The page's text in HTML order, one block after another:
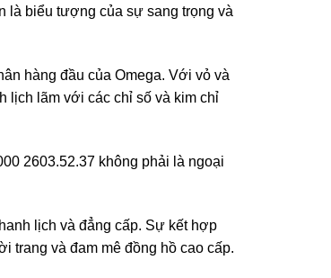
là biểu tượng của sự sang trọng và
hàng đầu của Omega. Với vỏ và
lịch lãm với các chỉ số và kim chỉ
2603.52.37 không phải là ngoại
lịch và đẳng cấp. Sự kết hợp
trang và đam mê đồng hồ cao cấp.